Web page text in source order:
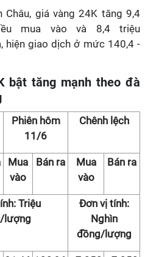
giá vàng 24K tăng 9,4
mua vào và 8,4 triệu
hiện giao dịch ở mức 140,4 -
bật tăng mạnh theo đà
Phiên hôm
11/6
Chênh lệch
Mua
vào
Bán ra
Mua
vào
Bán ra
Triệu
lượng
Đơn vị tính:
Nghìn
đồng/lượng